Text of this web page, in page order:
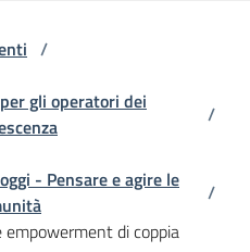
/
gli operatori dei
/
- Pensare e agire le
/
empowerment di coppia